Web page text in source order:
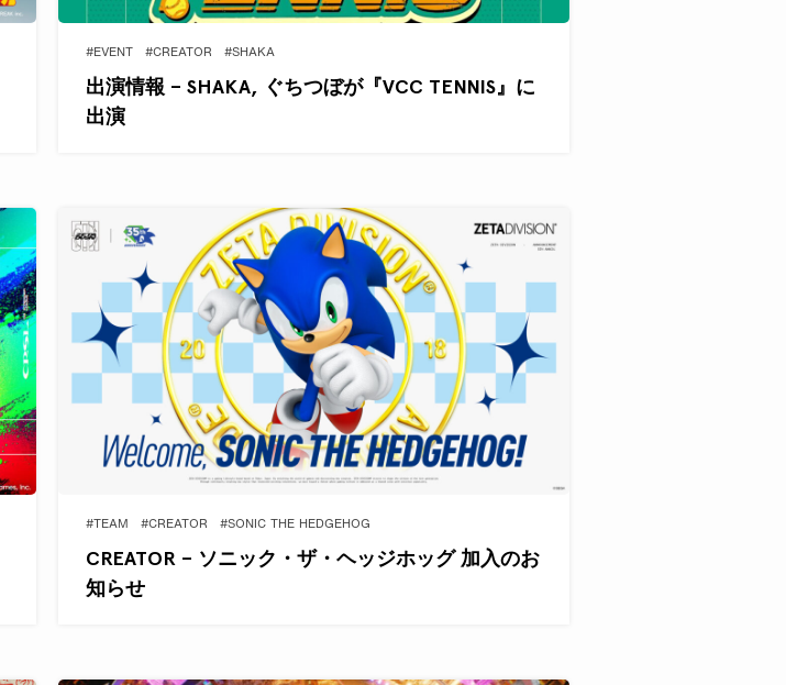
#EVENT #CREATOR #SHAKA
出演情報 – SHAKA, ぐちつぼが『VCC TENNIS』に
出演
#TEAM #CREATOR #SONIC THE HEDGEHOG
CREATOR – ソニック・ザ・ヘッジホッグ 加入のお
知らせ